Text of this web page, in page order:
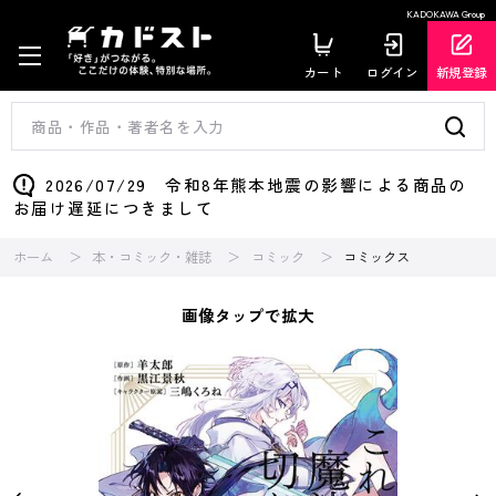
KADOKAWA Group
カート ログイン 新規登録
2026/07/29 令和8年熊本地震の影響による商品の
お届け遅延につきまして
ホーム 本・コミック・雑誌 コミック コミックス
画像タップで拡大